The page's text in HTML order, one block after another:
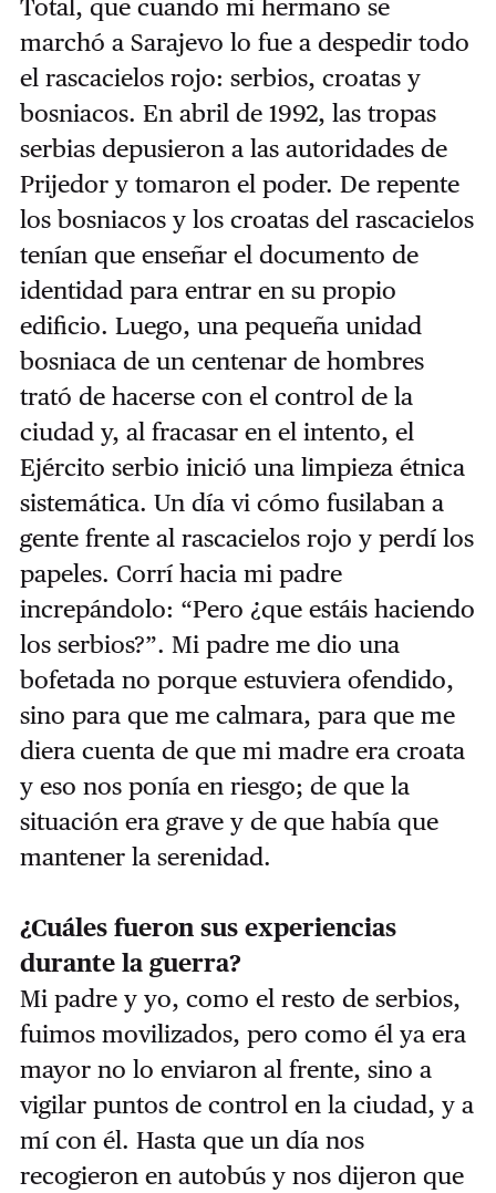
Total, que cuando mi hermano se
marchó a Sarajevo lo fue a despedir todo
el rascacielos rojo: serbios, croatas y
bosniacos. En abril de 1992, las tropas
serbias depusieron a las autoridades de
Prijedor y tomaron el poder. De repente
los bosniacos y los croatas del rascacielos
tenían que enseñar el documento de
identidad para entrar en su propio
edificio. Luego, una pequeña unidad
bosniaca de un centenar de hombres
trató de hacerse con el control de la
ciudad y, al fracasar en el intento, el
Ejército serbio inició una limpieza étnica
sistemática. Un día vi cómo fusilaban a
gente frente al rascacielos rojo y perdí los
papeles. Corrí hacia mi padre
increpándolo: “Pero ¿que estáis haciendo
los serbios?”. Mi padre me dio una
bofetada no porque estuviera ofendido,
sino para que me calmara, para que me
diera cuenta de que mi madre era croata
y eso nos ponía en riesgo; de que la
situación era grave y de que había que
mantener la serenidad.
¿Cuáles fueron sus experiencias
durante la guerra?
Mi padre y yo, como el resto de serbios,
fuimos movilizados, pero como él ya era
mayor no lo enviaron al frente, sino a
vigilar puntos de control en la ciudad, y a
mí con él. Hasta que un día nos
recogieron en autobús y nos dijeron que